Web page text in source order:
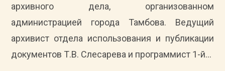
архивного дела, организованном
администрацией города Тамбова. Ведущий
архивист отдела использования и публикации
документов Т.В. Слесарева и программист 1-й…